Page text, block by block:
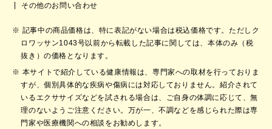
その他のお問い合わせ
記事中の商品価格は、特に表記がない場合は税込価格です。ただしク
ロワッサン1043号以前から転載した記事に関しては、本体のみ（税
抜き）の価格となります。
本サイトで紹介している健康情報は、専門家への取材を行っておりま
すが、個別具体的な疾病や傷病には対応しておりません。紹介されて
いるエクササイズなどを試される場合は、ご自身の体調に応じて、無
理のないようご注意ください。万が一、不調などを感じられた際は専
門家や医療機関への相談をお勧めします。